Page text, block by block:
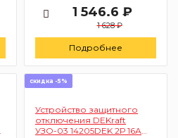
1 546.6 ₽
1 628 ₽
Подробнее
скидка -5%
Устройство защитного
отключения DEKraft
УЗО-03 14205DEK 2Р 16А